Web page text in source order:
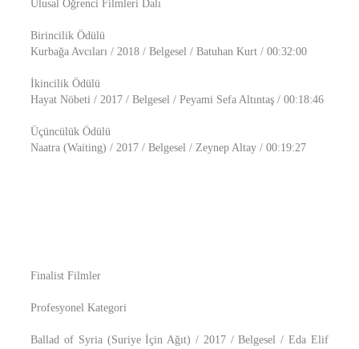
Ulusal Öğrenci Filmleri Dalı
Birincilik Ödülü
Kurbağa Avcıları / 2018 / Belgesel / Batuhan Kurt / 00:32:00
İkincilik Ödülü
Hayat Nöbeti / 2017 / Belgesel / Peyami Sefa Altıntaş / 00:18:46
Üçüncülük Ödülü
Naatra (Waiting) / 2017 / Belgesel / Zeynep Altay / 00:19:27
Finalist Filmler
Profesyonel Kategori
Ballad of Syria (Suriye İçin Ağıt) / 2017 / Belgesel / Eda Elif